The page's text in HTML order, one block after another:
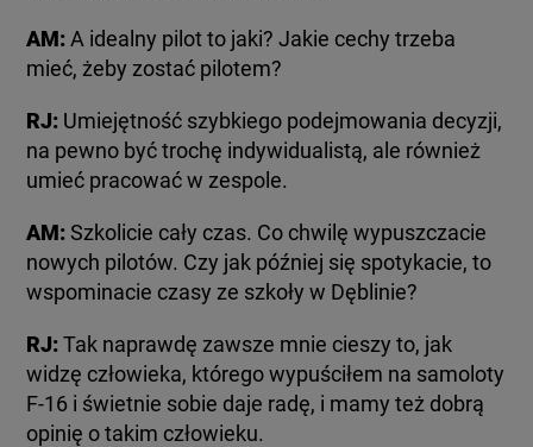
AM:A idealny pilot to jaki? Jakie cechy trzeba
mieć, żeby zostać pilotem?
RJ: Umiejętność szybkiego podejmowania decyzji,
na pewno być trochę indywidualistą, ale również
umieć pracować w zespole.
AM:Szkolicie cały czas. Co chwilę wypuszczacie
nowych pilotów. Czy jak później się spotykacie, to
wspominacie czasy ze szkoły w Dęblinie?
RJ:Tak naprawdę zawsze mnie cieszy to, jak
widzę człowieka, którego wypuściłem na samoloty
F-16 i świetnie sobie daje radę, i mamy też dobrą
opinię o takim człowieku.